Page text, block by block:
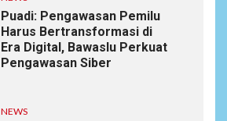
Puadi: Pengawasan Pemilu
Harus Bertransformasi di
Era Digital, Bawaslu Perkuat
Pengawasan Siber
NEWS